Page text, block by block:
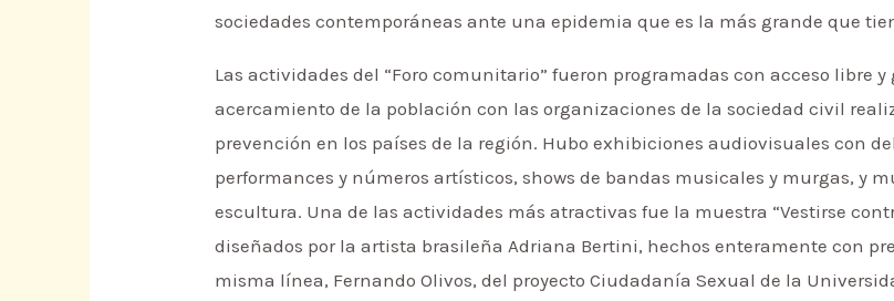
sociedades contemporáneas ante una epidemia que es la más grande que
Las actividades del “Foro comunitario” fueron programadas con acceso libre
acercamiento de la población con las organizaciones de la sociedad civil
prevención en los países de la región. Hubo exhibiciones audiovisuales con
performances y números artísticos, shows de bandas musicales y murgas, y
escultura. Una de las actividades más atractivas fue la muestra “Vestirse
diseñados por la artista brasileña Adriana Bertini, hechos enteramente con
misma línea, Fernando Olivos, del proyecto Ciudadanía Sexual de la